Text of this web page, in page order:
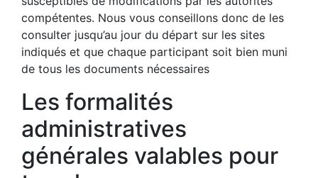
compétentes. Nous vous conseillons donc de les
consulter jusqu’au jour du départ sur les sites
indiqués et que chaque participant soit bien muni
de tous les documents nécessaires
Les formalités
administratives
générales valables pour